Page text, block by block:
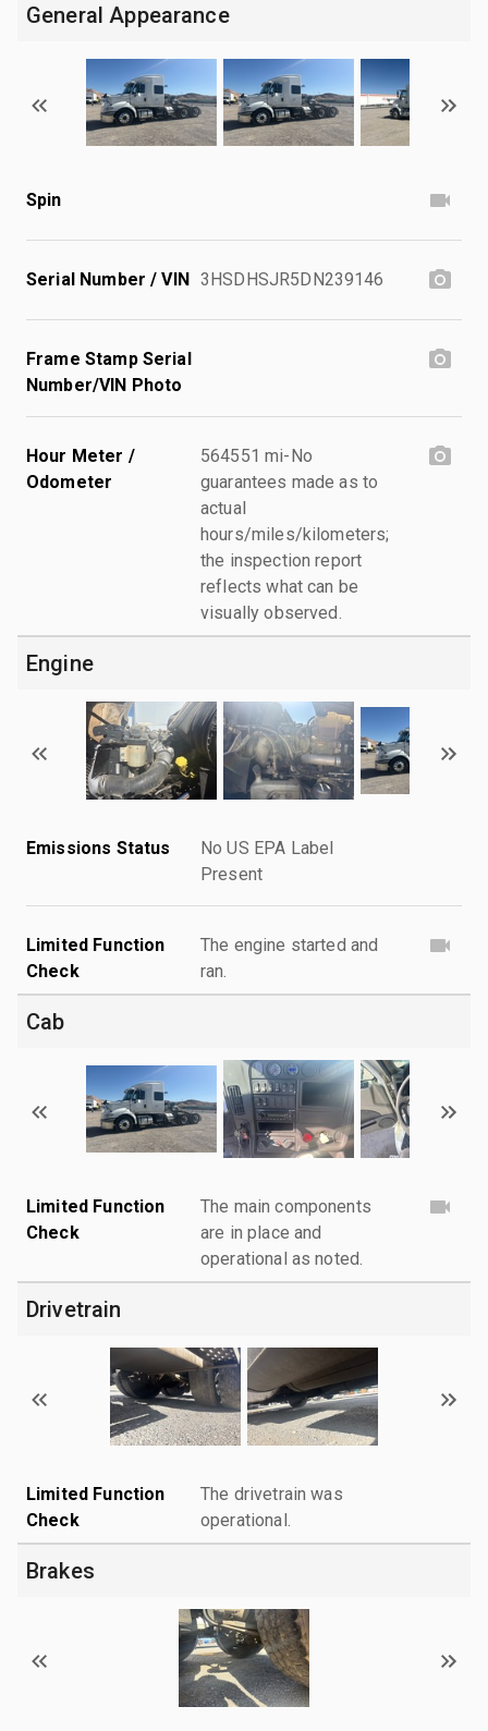
General Appearance
Spin
Serial Number / VIN 3HSDHSJR5DN239146
Frame Stamp Serial
Number/VIN Photo
Hour Meter /
Odometer
564551 mi-No
guarantees made as to
actual
hours/miles/kilometers;
the inspection report
reflects what can be
visually observed.
Engine
Emissions Status
No US EPA Label
Present
Limited Function
Check
The engine started and
ran.
Cab
Limited Function
Check
The main components
are in place and
operational as noted.
Drivetrain
Limited Function
Check
The drivetrain was
operational.
Brakes